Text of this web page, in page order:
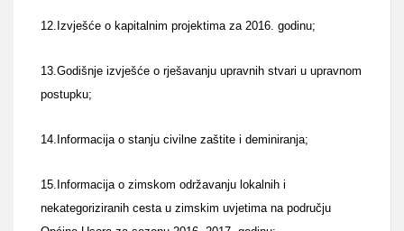
12.Izvješće o kapitalnim projektima za 2016. godinu;
13.Godišnje izvješće o rješavanju upravnih stvari u upravnom
postupku;
14.Informacija o stanju civilne zaštite i deminiranja;
15.Informacija o zimskom održavanju lokalnih i
nekategoriziranih cesta u zimskim uvjetima na području